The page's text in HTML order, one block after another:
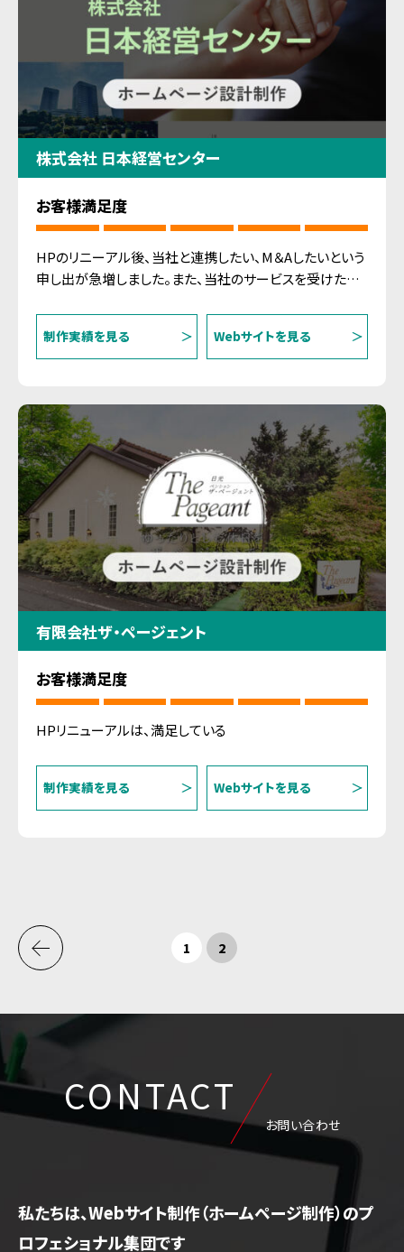
株式会社 日本経営センター
お客様満足度
HPのリニーアル後、当社と連携したい、M＆Aしたいという
申し出が急増しました。また、当社のサービスを受けたい
増大しています。
制作実績を見る Webサイトを見る
有限会社ザ・ページェント
お客様満足度
HPリニューアルは、満足している
制作実績を見る Webサイトを見る
1 2
CONTACT
お問い合わせ
私たちは、Webサイト制作（ホームページ制作）のプ
ロフェショナル集団です